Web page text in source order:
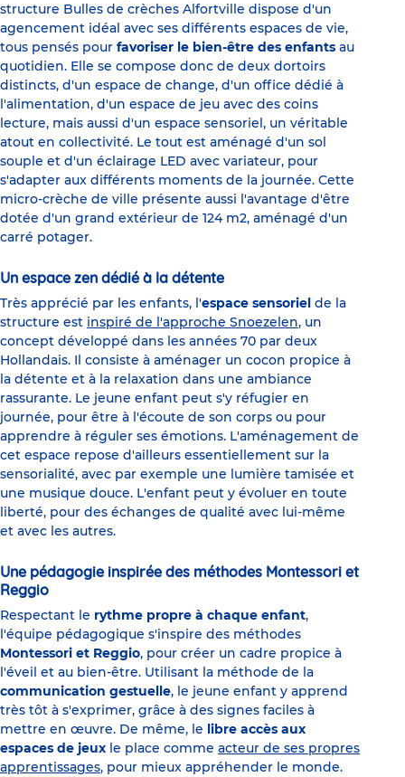
structure Bulles de crèches Alfortville dispose d'un
agencement idéal avec ses différents espaces de vie,
tous pensés pour favoriser le bien-être des enfants au
quotidien. Elle se compose donc de deux dortoirs
distincts, d'un espace de change, d'un office dédié à
l'alimentation, d'un espace de jeu avec des coins
lecture, mais aussi d'un espace sensoriel, un véritable
atout en collectivité. Le tout est aménagé d'un sol
souple et d'un éclairage LED avec variateur, pour
s'adapter aux différents moments de la journée. Cette
micro-crèche de ville présente aussi l'avantage d'être
dotée d'un grand extérieur de 124 m2, aménagé d'un
carré potager.
Un espace zen dédié à la détente
Très apprécié par les enfants, l'espace sensoriel de la
structure est inspiré de l'approche Snoezelen, un
concept développé dans les années 70 par deux
Hollandais. Il consiste à aménager un cocon propice à
la détente et à la relaxation dans une ambiance
rassurante. Le jeune enfant peut s'y réfugier en
journée, pour être à l'écoute de son corps ou pour
apprendre à réguler ses émotions. L'aménagement de
cet espace repose d'ailleurs essentiellement sur la
sensorialité, avec par exemple une lumière tamisée et
une musique douce. L'enfant peut y évoluer en toute
liberté, pour des échanges de qualité avec lui-même
et avec les autres.
Une pédagogie inspirée des méthodes Montessori et
Reggio
Respectant le rythme propre à chaque enfant,
l'équipe pédagogique s'inspire des méthodes
Montessori et Reggio, pour créer un cadre propice à
l'éveil et au bien-être. Utilisant la méthode de la
communication gestuelle, le jeune enfant y apprend
très tôt à s'exprimer, grâce à des signes faciles à
mettre en œuvre. De même, le libre accès aux
espaces de jeux le place comme acteur de ses propres
apprentissages, pour mieux appréhender le monde.